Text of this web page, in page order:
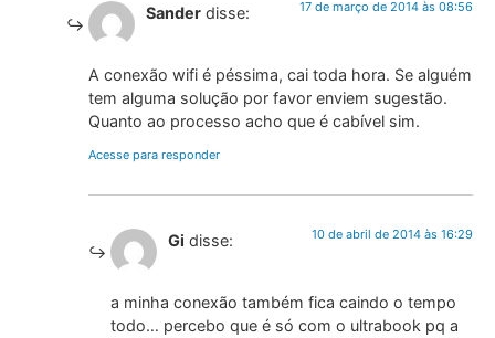
Sander disse: 17 de março de 2014 às 08:56
A conexão wifi é péssima, cai toda hora. Se alguém
tem alguma solução por favor enviem sugestão.
Quanto ao processo acho que é cabível sim.
Acesse para responder
Gi disse: 10 de abril de 2014 às 16:29
a minha conexão também fica caindo o tempo
todo… percebo que é só com o ultrabook pq a